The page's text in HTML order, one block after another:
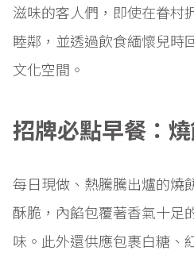
滋味的客人們，即使在眷村
睦鄰，並透過飲食緬懷兒時
文化空間。
招牌必點早餐：
每日現做、熱騰騰出爐的燒
酥脆，內餡包覆著香氣十足
味。此外還供應包裹白糖、